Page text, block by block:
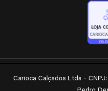
Carioca Calçados Ltda -